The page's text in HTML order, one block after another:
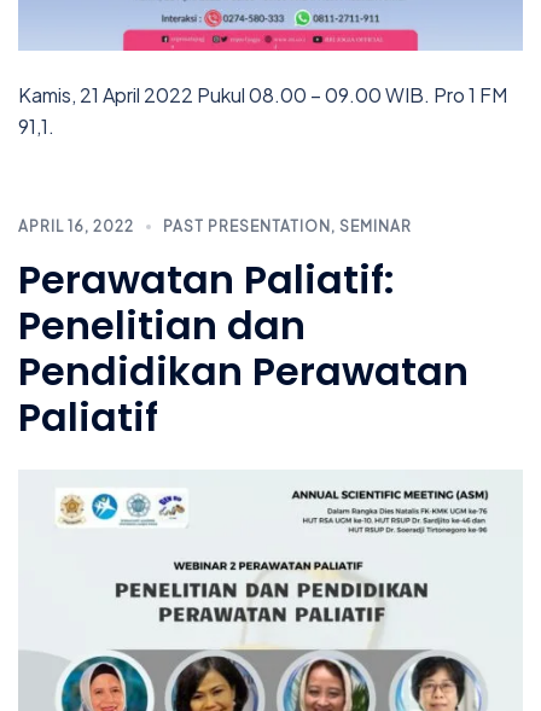
Kamis, 21 April 2022 Pukul 08.00 – 09.00 WIB. Pro 1 FM
91,1.
APRIL 16, 2022 PAST PRESENTATION, SEMINAR
Perawatan Paliatif:
Penelitian dan
Pendidikan Perawatan
Paliatif